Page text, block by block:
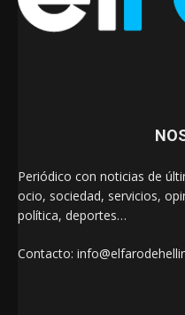
Periódico con noticias de
ocio, sociedad, servicios,
política, deportes…
Contacto: